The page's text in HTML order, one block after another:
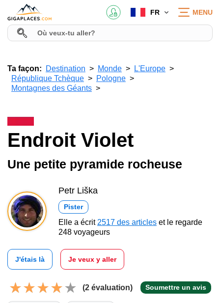
FR MENU
Ta façon: Destination Monde
L'Europe
République Tchèque
Pologne
Montagnes des Géants
Endroit Violet
Une petite pyramide rocheuse
Petr Liška
Pister
Elle a écrit 2517 des articles et le regarde
248 voyageurs
J'étais là Je veux y aller
(2 évaluation) Soumettre un avis